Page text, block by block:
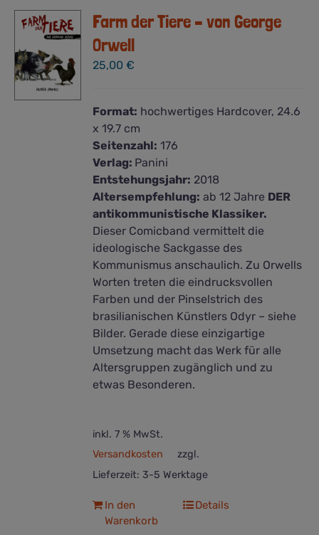
Farm der Tiere – von George
Orwell
25,00€
Format: hochwertiges Hardcover, 24.6
x 19.7 cm
Seitenzahl: 176
Verlag: Panini
Entstehungsjahr: 2018
Altersempfehlung: ab 12 Jahre DER
antikommunistische Klassiker.
Dieser Comicband vermittelt die
ideologische Sackgasse des
Kommunismus anschaulich. Zu Orwells
Worten treten die eindrucksvollen
Farben und der Pinselstrich des
brasilianischen Künstlers Odyr – siehe
Bilder. Gerade diese einzigartige
Umsetzung macht das Werk für alle
Altersgruppen zugänglich und zu
etwas Besonderen.
inkl. 7 % MwSt.
zzgl.
Versandkosten
Lieferzeit: 3-5 Werktage
In den
Warenkorb
Details